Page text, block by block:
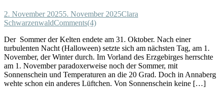
2. November 20255. November 2025Clara
SchwarzenwaldComments(4)
Der Sommer der Kelten endete am 31. Oktober. Nach einer
turbulenten Nacht (Halloween) setzte sich am nächsten Tag, am 1.
November, der Winter durch. Im Vorland des Erzgebirges herrschte
am 1. November paradoxerweise noch der Sommer, mit
Sonnenschein und Temperaturen an die 20 Grad. Doch in Annaberg
wehte schon ein anderes Lüftchen. Von Sonnenschein keine […]